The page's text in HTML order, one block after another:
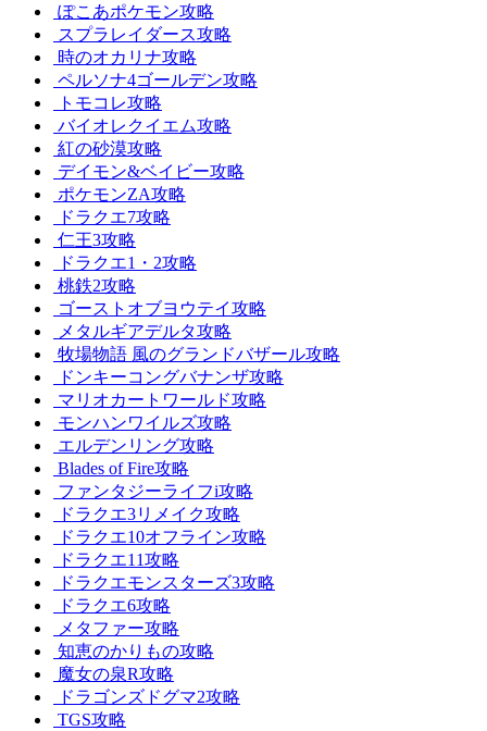
ぽこあポケモン攻略
スプラレイダース攻略
時のオカリナ攻略
ペルソナ4ゴールデン攻略
トモコレ攻略
バイオレクイエム攻略
紅の砂漠攻略
デイモン&ベイビー攻略
ポケモンZA攻略
ドラクエ7攻略
仁王3攻略
ドラクエ1・2攻略
桃鉄2攻略
ゴーストオブヨウテイ攻略
メタルギアデルタ攻略
牧場物語 風のグランドバザール攻略
ドンキーコングバナンザ攻略
マリオカートワールド攻略
モンハンワイルズ攻略
エルデンリング攻略
Blades of Fire攻略
ファンタジーライフi攻略
ドラクエ3リメイク攻略
ドラクエ10オフライン攻略
ドラクエ11攻略
ドラクエモンスターズ3攻略
ドラクエ6攻略
メタファー攻略
知恵のかりもの攻略
魔女の泉R攻略
ドラゴンズドグマ2攻略
TGS攻略